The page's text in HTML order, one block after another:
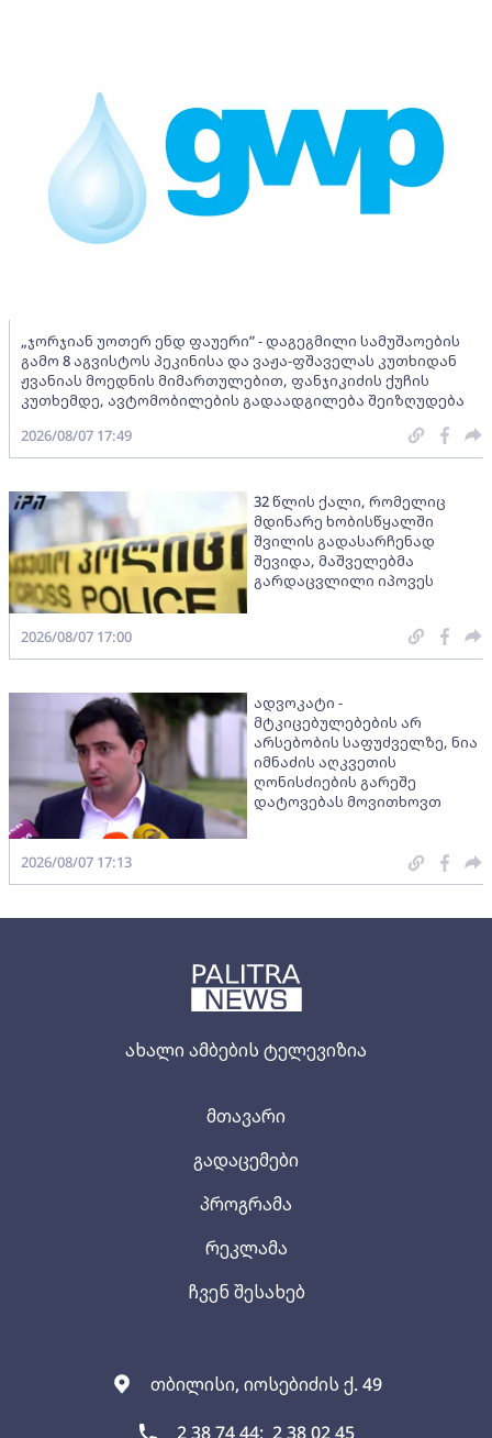
ახალი ამბების ტელევიზია
თბილისი, იოსებიძის ქ. 49
2 38 74 44; 2 38 02 45
მთავარი
გადაცემები
პროგრამა
რეკლამა
ჩვენ შესახებ
„ჯორჯიან უოთერ ენდ ფაუერი” - დაგეგმილი სამუშაოების
გამო 8 აგვისტოს პეკინისა და ვაჟა-ფშაველას კუთხიდან
ჟვანიას მოედნის მიმართულებით, ფანჯიკიძის ქუჩის
კუთხემდე, ავტომობილების გადაადგილება შეიზღუდება
2026/08/07 17:49
32 წლის ქალი, რომელიც
მდინარე ხობისწყალში
შვილის გადასარჩენად
შევიდა, მაშველებმა
გარდაცვლილი იპოვეს
2026/08/07 17:00
ადვოკატი -
მტკიცებულებების არ
არსებობის საფუძველზე, ნია
იმნაძის აღკვეთის
ღონისძიების გარეშე
დატოვებას მოვითხოვთ
2026/08/07 17:13